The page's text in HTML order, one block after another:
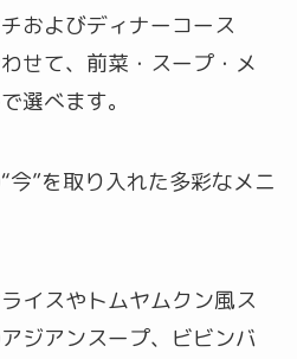
およびディナーコース
せて、前菜・スープ・メ
選べます。
今”を取り入れた多彩なメニ
イスやトムヤムクン風ス
ジアンスープ、ビビンバ